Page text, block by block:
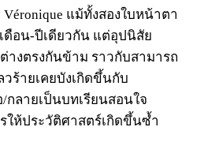
Véronique แม้ทั้งสองใบหน้าตา
ดือน-ปีเดียวกัน แต่อุปนิสัย
งตรงกันข้าม ราวกับสามารถ
วร้ายเคยบังเกิดขึ้นกับ
/กลายเป็นบทเรียนสอนใจ
ให้ประวัติศาสตร์เกิดขึ้นซ้ำ